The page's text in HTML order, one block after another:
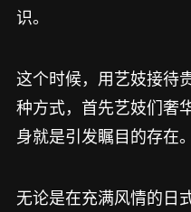
识。
这个时候，用艺妓接待
种方式，首先艺妓们奢
身就是引发瞩目的存在。
无论是在充满风情的日